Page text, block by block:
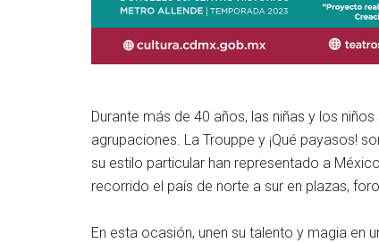
Durante más de 40 años, las niñas y los
agrupaciones. La Trouppe y ¡Qué payasos!
su estilo particular han representado a
recorrido el país de norte a sur en plazas,
En esta ocasión, unen su talento y magia en